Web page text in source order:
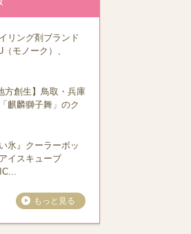
リング剤ブランド
（モノーク）、
方創生】鳥取・兵庫
麒麟獅子舞」のク
氷』クーラーボッ
イスキューブ
もっと見る